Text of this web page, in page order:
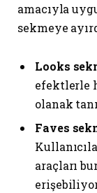
amacıyla
sekmeye
Looks
efektlerle
olanak
Faves
araçları